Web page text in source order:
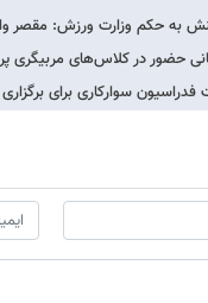
به حکم وزارت ورزش: مقصر
سوارکاری برای